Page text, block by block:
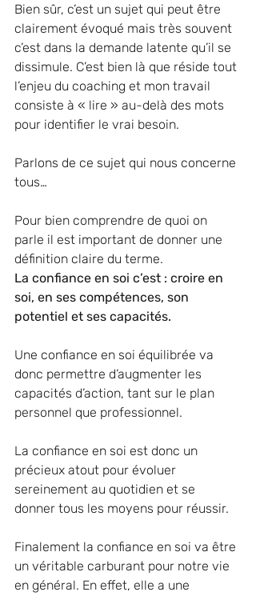
Bien sûr, c’est un sujet qui peut être
clairement évoqué mais très souvent
c’est dans la demande latente qu’il se
dissimule. C’est bien là que réside tout
l’enjeu du coaching et mon travail
consiste à « lire » au-delà des mots
pour identifier le vrai besoin.
Parlons de ce sujet qui nous concerne
tous…
Pour bien comprendre de quoi on
parle il est important de donner une
définition claire du terme.
La confiance en soi c’est : croire en
soi, en ses compétences, son
potentiel et ses capacités.
Une confiance en soi équilibrée va
donc permettre d’augmenter les
capacités d’action, tant sur le plan
personnel que professionnel.
La confiance en soi est donc un
précieux atout pour évoluer
sereinement au quotidien et se
donner tous les moyens pour réussir.
Finalement la confiance en soi va être
un véritable carburant pour notre vie
en général. En effet, elle a une